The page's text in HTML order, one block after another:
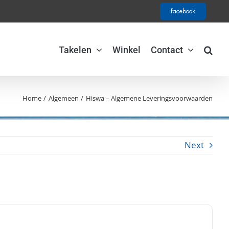
facebook
Takelen Winkel Contact
Home Algemeen Hiswa – Algemene Leveringsvoorwaarden
Next